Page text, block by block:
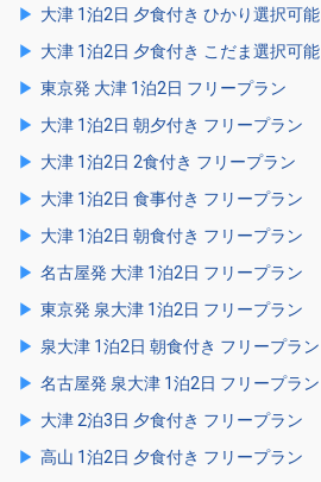
大津 1泊2日 夕食付き ひかり選択可能
大津 1泊2日 夕食付き こだま選択可能
東京発 大津 1泊2日 フリープラン
大津 1泊2日 朝夕付き フリープラン
大津 1泊2日 2食付き フリープラン
大津 1泊2日 食事付き フリープラン
大津 1泊2日 朝食付き フリープラン
名古屋発 大津 1泊2日 フリープラン
東京発 泉大津 1泊2日 フリープラン
泉大津 1泊2日 朝食付き フリープラン
名古屋発 泉大津 1泊2日 フリープラン
大津 2泊3日 夕食付き フリープラン
高山 1泊2日 夕食付き フリープラン